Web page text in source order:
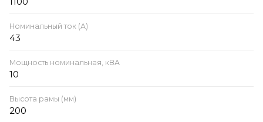
Номинальный ток (А)
43
Мощность номинальная, кВА
10
Высота рамы (мм)
200